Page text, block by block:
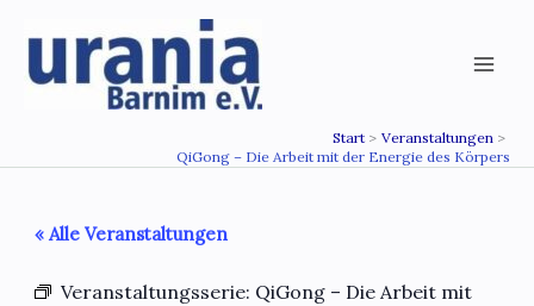
Inhalt
springen
Start
Veranstaltungen
QiGong – Die Arbeit mit der Energie des Körpers
« Alle Veranstaltungen
Veranstaltungsserie: QiGong – Die Arbeit mit